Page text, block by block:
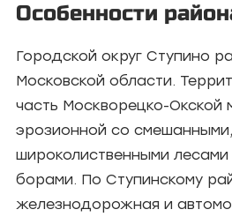
Особенности
Городской округ Ступино
Московской области.
часть Москворецко-Окской
эрозионной со смешанными,
широколиственными
борами. По Ступинскому
железнодорожная и